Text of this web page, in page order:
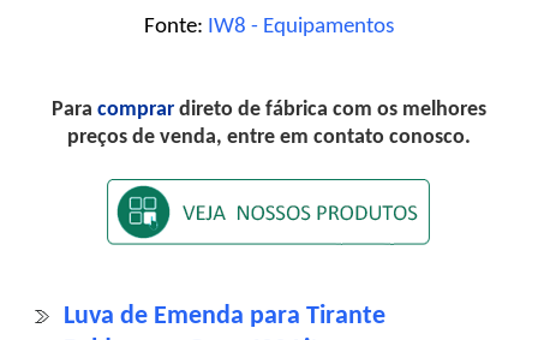
Fonte: IW8 - Equipamentos
Para comprar direto de fábrica com os melhores
preços de venda, entre em contato conosco.
Luva de Emenda para Tirante